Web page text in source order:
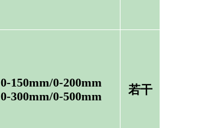
0-150mm/0-200mm
0-300mm/0-500mm
若干